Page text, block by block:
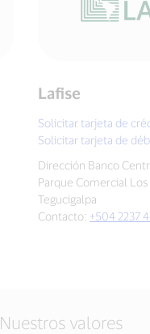
Lafise
Solicitar tarjeta de
Solicitar tarjeta de
Dirección Banco
Parque Comercial Los
Tegucigalpa
Contacto: +504 2237
Nuestros valores